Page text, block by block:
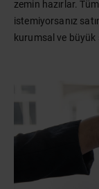
zemin hazırlar.
istemiyorsanız
kurumsal ve büyük